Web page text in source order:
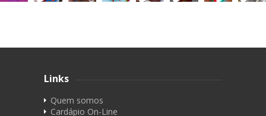
Links
Quem somos
Cardápio On-Line